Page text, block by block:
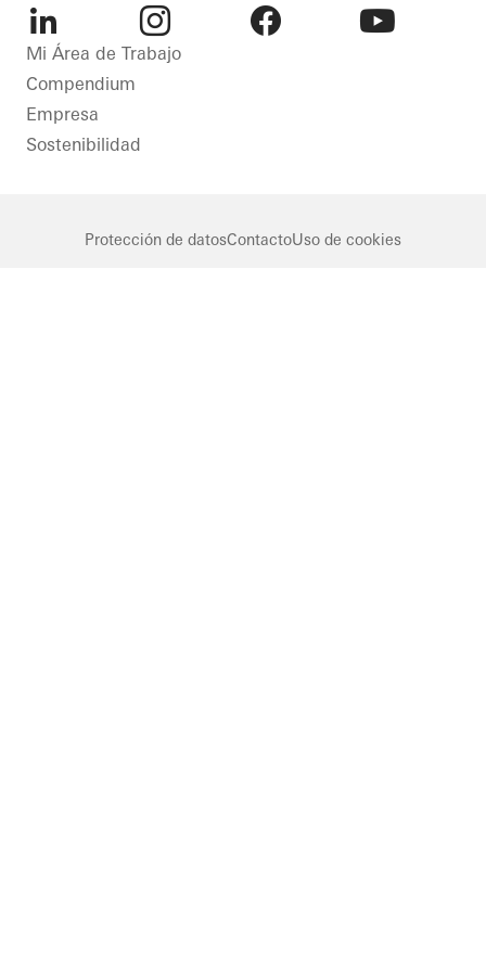
LinkedIn Instagram
Mi Área de Trabajo
Compendium
Empresa
Sostenibilidad
Protección de datosContactoUso de cookies